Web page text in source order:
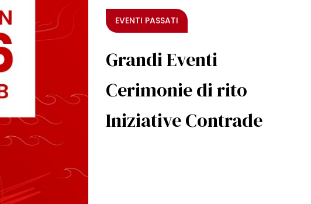
EVENTI PASSATI
Grandi Eventi
Cerimonie di rito
Iniziative Contrade